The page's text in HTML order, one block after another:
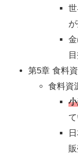
第5章 食料
食料資